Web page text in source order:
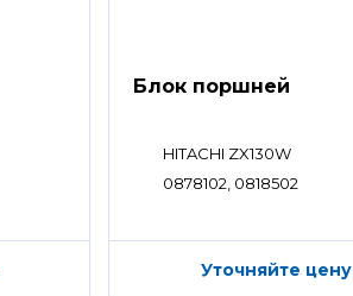
Блок поршней
HITACHI ZX130W
0878102, 0818502
Уточняйте цену